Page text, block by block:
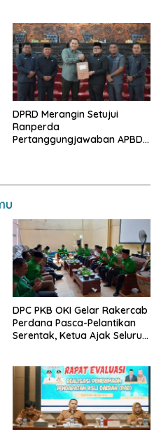
DPRD Merangin Setujui
Ranperda
Pertanggungjawaban APBD
DPC PKB OKI Gelar Rakercab
Perdana Pasca-Pelantikan
Serentak, Ketua Ajak Seluruh